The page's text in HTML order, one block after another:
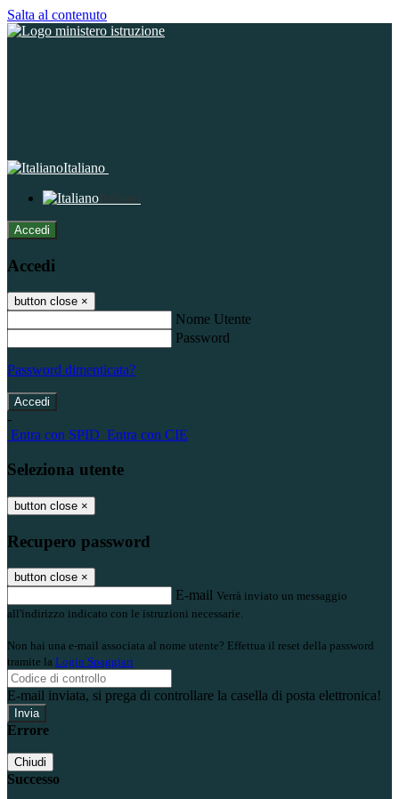
Salta al contenuto
Italiano
Italiano
Accedi
Accedi
button close ×
Nome Utente
Password
Password dimenticata?
-
Entra con SPID Entra con CIE
Seleziona utente
button close ×
Recupero password
button close ×
E-mail Verrà inviato un messaggio
all'indirizzo indicato con le istruzioni necessarie.
Non hai una e-mail associata al nome utente? Effettua il reset della password
tramite la Login Spaggiari
E-mail inviata, si prega di controllare la casella di posta elettronica!
Errore
Chiudi
Successo